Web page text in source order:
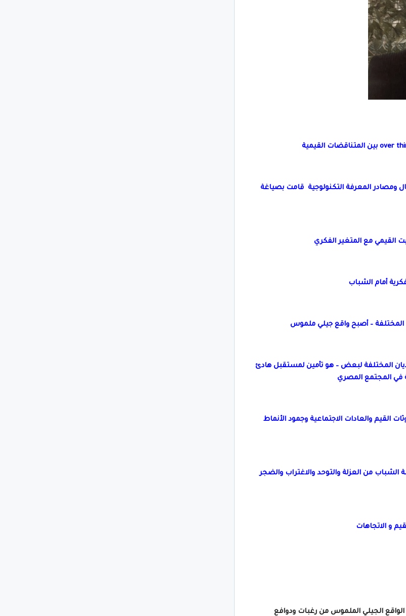
ومصادر المعرفة التكنولوجية قامت بصياغة
القيمي مع المتغير الفكري
أمام الشباب
المختلفة – أصبح واقع جيلي ملموس
المختلفة لبعض – هو تأمين لمستقبل هادئ
في المجتمع المصري
والعادات الاجتماعية وجمود الأنماط
من العزلة والتوحد والاغتراب والضجر
و الاتجاهات
الجيلي الملموس من رغبات ودوافع